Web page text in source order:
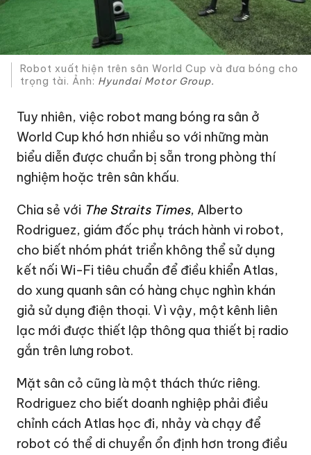
Robot xuất hiện trên sân World Cup và đưa bóng cho
trọng tài. Ảnh: Hyundai Motor Group.
Tuy nhiên, việc robot mang bóng ra sân ở
World Cup khó hơn nhiều so với những màn
biểu diễn được chuẩn bị sẵn trong phòng thí
nghiệm hoặc trên sân khấu.
Chia sẻ với The Straits Times, Alberto
Rodriguez, giám đốc phụ trách hành vi robot,
cho biết nhóm phát triển không thể sử dụng
kết nối Wi-Fi tiêu chuẩn để điều khiển Atlas,
do xung quanh sân có hàng chục nghìn khán
giả sử dụng điện thoại. Vì vậy, một kênh liên
lạc mới được thiết lập thông qua thiết bị radio
gắn trên lưng robot.
Mặt sân cỏ cũng là một thách thức riêng.
Rodriguez cho biết doanh nghiệp phải điều
chỉnh cách Atlas học đi, nhảy và chạy để
robot có thể di chuyển ổn định hơn trong điều